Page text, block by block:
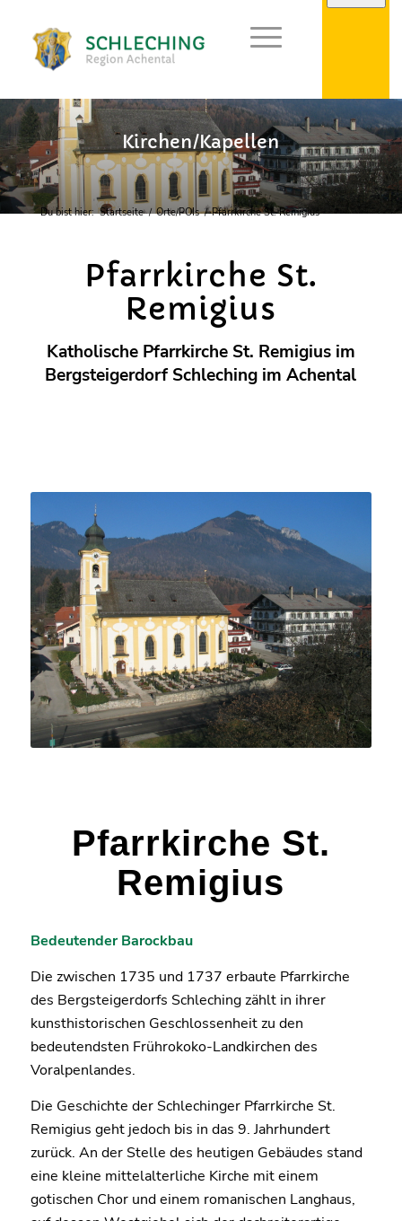
Du bist hier: Startseite / Orte/POIs / Pfarrkirche St. Remigius
Kirchen/Kapellen
Pfarrkirche St.
Remigius
Katholische Pfarrkirche St. Remigius im
Bergsteigerdorf Schleching im Achental
Pfarrkirche St.
Remigius
Bedeutender Barockbau
Die zwischen 1735 und 1737 erbaute Pfarrkirche
des Bergsteigerdorfs Schleching zählt in ihrer
kunsthistorischen Geschlossenheit zu den
bedeutendsten Frührokoko-Landkirchen des
Voralpenlandes.
Die Geschichte der Schlechinger Pfarrkirche St.
Remigius geht jedoch bis in das 9. Jahrhundert
zurück. An der Stelle des heutigen Gebäudes stand
eine kleine mittelalterliche Kirche mit einem
gotischen Chor und einem romanischen Langhaus,